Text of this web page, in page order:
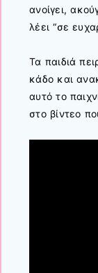
ανοίγει,
λέει “σε
Τα παιδιά
κάδο και
αυτό το
στο βίντεο